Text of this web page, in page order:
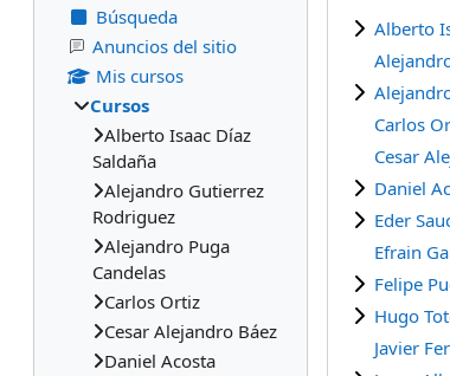
Alberto
Carlos
Cesar
Daniel
Eder
Efrain
Felipe
Hugo
Javier
Búsqueda
Anuncios del sitio
Mis cursos
Cursos
Alberto Isaac Díaz
Saldaña
Alejandro Gutierrez
Rodriguez
Alejandro Puga
Candelas
Carlos Ortiz
Cesar Alejandro Báez
Daniel Acosta